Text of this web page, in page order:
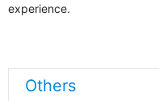
experience.
Others